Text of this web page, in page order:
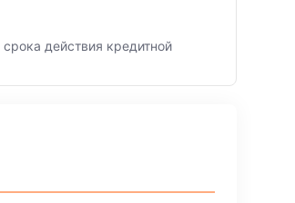
действия кредитной